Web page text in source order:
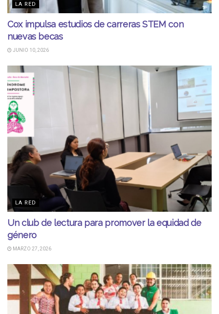
LA RED
Cox impulsa estudios de carreras STEM con
nuevas becas
JUNIO 10, 2026
LA RED
Un club de lectura para promover la equidad de
género
MARZO 27, 2026